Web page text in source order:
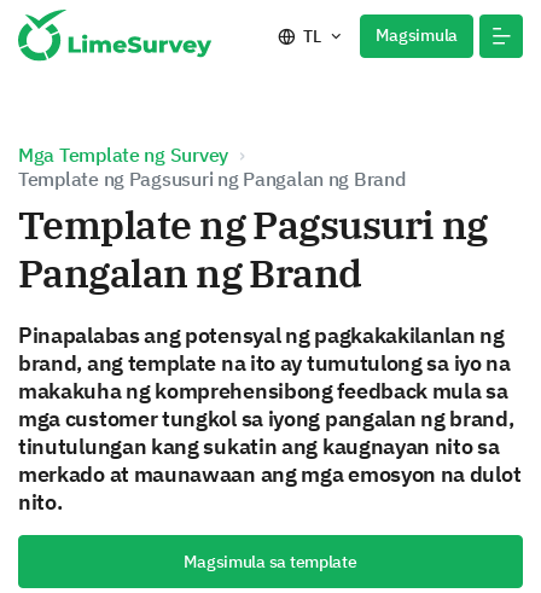
TL Magsimula
Mga Template ng Survey
Template ng Pagsusuri ng Pangalan ng Brand
Template ng Pagsusuri ng
Pangalan ng Brand
Pinapalabas ang potensyal ng pagkakakilanlan ng
brand, ang template na ito ay tumutulong sa iyo na
makakuha ng komprehensibong feedback mula sa
mga customer tungkol sa iyong pangalan ng brand,
tinutulungan kang sukatin ang kaugnayan nito sa
merkado at maunawaan ang mga emosyon na dulot
nito.
Magsimula sa template